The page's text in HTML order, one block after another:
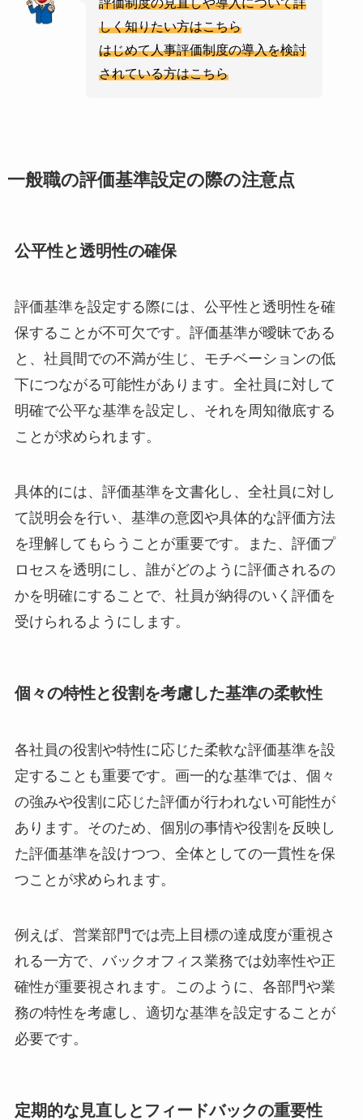
しく知りたい方はこちら
はじめて人事評価制度の導入を検討
されている方はこちら
一般職の評価基準設定の際の注意点
公平性と透明性の確保
評価基準を設定する際には、公平性と透明性を確
保することが不可欠です。評価基準が曖昧である
と、社員間での不満が生じ、モチベーションの低
下につながる可能性があります。全社員に対して
明確で公平な基準を設定し、それを周知徹底する
ことが求められます。
具体的には、評価基準を文書化し、全社員に対し
て説明会を行い、基準の意図や具体的な評価方法
を理解してもらうことが重要です。また、評価プ
ロセスを透明にし、誰がどのように評価されるの
かを明確にすることで、社員が納得のいく評価を
受けられるようにします。
個々の特性と役割を考慮した基準の柔軟性
各社員の役割や特性に応じた柔軟な評価基準を設
定することも重要です。画一的な基準では、個々
の強みや役割に応じた評価が行われない可能性が
あります。そのため、個別の事情や役割を反映し
た評価基準を設けつつ、全体としての一貫性を保
つことが求められます。
例えば、営業部門では売上目標の達成度が重視さ
れる一方で、バックオフィス業務では効率性や正
確性が重要視されます。このように、各部門や業
務の特性を考慮し、適切な基準を設定することが
必要です。
定期的な見直しとフィードバックの重要性